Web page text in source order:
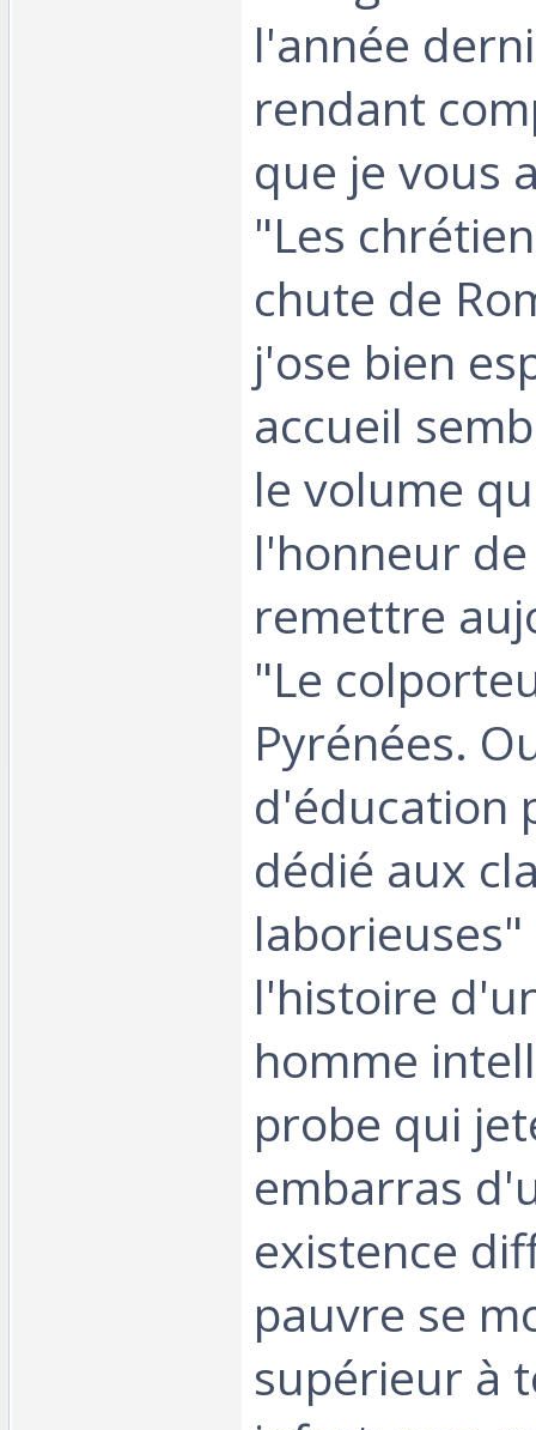
l'année
rendant
que je vous
"Les
chute de
j'ose bien
accueil
le volume
l'honneur
remettre
"Le
Pyrénées.
d'éducation
dédié aux
laborieuses"
l'histoire
homme
probe qui
embarras
existence
pauvre se
supérieur à